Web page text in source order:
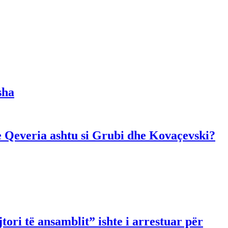
ashtu si Grubi dhe Kovaçevski?
të ansamblit” ishte i arrestuar për